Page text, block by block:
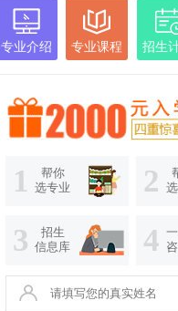
专业介绍 专业课程 招生
1
帮你
选专业
2
3
招生
信息库
4